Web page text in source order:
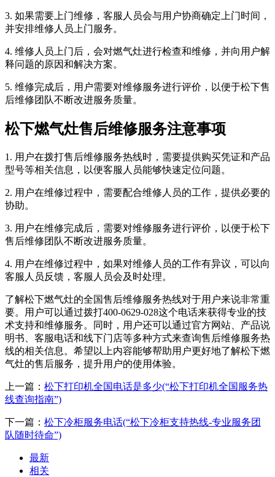
3. 如果需要上门维修，客服人员会与用户协商确定上门时间，
并安排维修人员上门服务。
4. 维修人员上门后，会对燃气灶进行检查和维修，并向用户解
释问题的原因和解决方案。
5. 维修完成后，用户需要对维修服务进行评价，以便于松下售
后维修团队不断改进服务质量。
松下燃气灶售后维修服务注意事项
1. 用户在拨打售后维修服务热线时，需要提供购买凭证和产品
型号等相关信息，以便客服人员能够快速定位问题。
2. 用户在维修过程中，需要配合维修人员的工作，提供必要的
协助。
3. 用户在维修完成后，需要对维修服务进行评价，以便于松下
售后维修团队不断改进服务质量。
4. 用户在维修过程中，如果对维修人员的工作有异议，可以向
客服人员反馈，客服人员会及时处理。
了解松下燃气灶的全国售后维修服务热线对于用户来说非常重
要。用户可以通过拨打400-0629-028这个电话来获得专业的技
术支持和维修服务。同时，用户还可以通过官方网站、产品说
明书、客服电话和线下门店等多种方式来查询售后维修服务热
线的相关信息。希望以上内容能够帮助用户更好地了解松下燃
气灶的售后服务，提升用户的使用体验。
上一篇： 松下打印机全国电话是多少(“松下打印机全国服务热
线查询指南”)
下一篇： 松下冷柜服务电话(“松下冷柜支持热线-专业服务团
队随时待命”)
最新
相关